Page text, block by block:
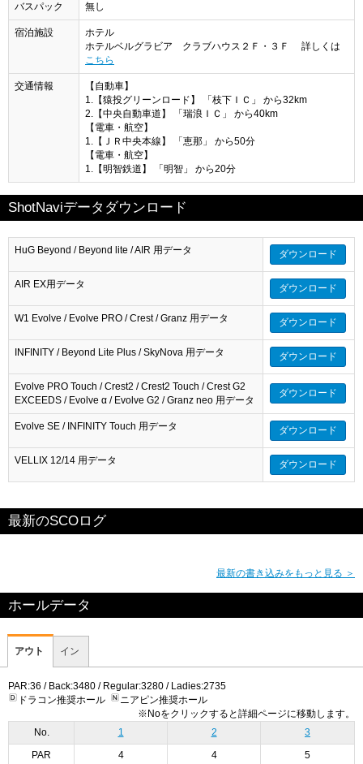
バスパック 無し
宿泊施設
ホテル
ホテルベルグラビア クラブハウス２Ｆ・３Ｆ 詳しくは
こちら
交通情報
【自動車】
1.【猿投グリーンロード】 「枝下ＩＣ」 から32km
2.【中央自動車道】 「瑞浪ＩＣ」 から40km
【電車・航空】
1.【ＪＲ中央本線】 「恵那」 から50分
【電車・航空】
1.【明智鉄道】 「明智」 から20分
ShotNaviデータダウンロード
HuG Beyond / Beyond lite / AIR 用データ ダウンロード
AIR EX用データ ダウンロード
W1 Evolve / Evolve PRO / Crest / Granz 用データ ダウンロード
INFINITY / Beyond Lite Plus / SkyNova 用データ ダウンロード
Evolve PRO Touch / Crest2 / Crest2 Touch / Crest G2
EXCEEDS / Evolve α / Evolve G2 / Granz neo 用データ
ダウンロード
Evolve SE / INFINITY Touch 用データ ダウンロード
VELLIX 12/14 用データ ダウンロード
最新のSCOログ
最新の書き込みをもっと見る ＞
ホールデータ
アウト イン
PAR:36 / Back:3480 / Regular:3280 / Ladies:2735
ドラコン推奨ホール
ニアピン推奨ホール
※Noをクリックすると詳細ページに移動します。
No.
1 2 3
PAR 4 4 5